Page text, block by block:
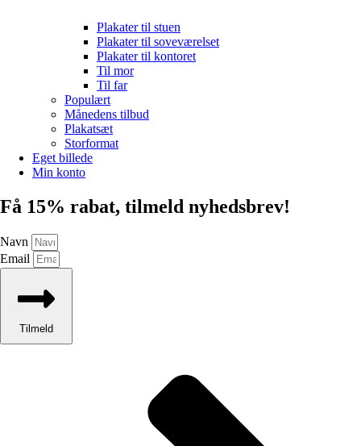
Plakater til stuen
Plakater til soveværelset
Plakater til kontoret
Til mor
Til far
Populært
Månedens tilbud
Plakatsæt
Storformat
Eget billede
Min konto
Få 15% rabat, tilmeld nyhedsbrev!
Navn
Email
Tilmeld